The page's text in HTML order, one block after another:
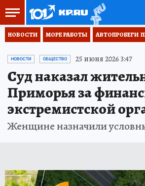
НОВОСТИ МОРЕ РАБОТЫ АВТОПРОБЕГИ
НОВОСТИ ОБЩЕСТВО 25 июня 2026 3:47
Суд наказал
Приморья за
экстремистской
Женщине назначили